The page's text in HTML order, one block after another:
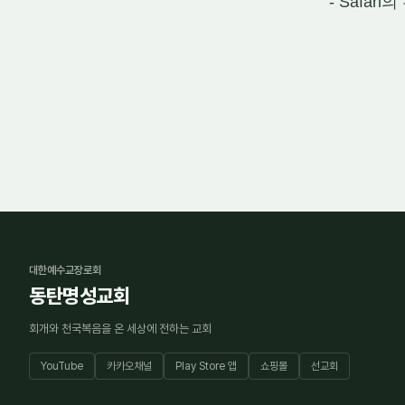
대한예수교장로회
동탄명성교회
회개와 천국복음을 온 세상에 전하는 교회
YouTube 카카오채널 Play Store 앱 쇼핑몰 선교회